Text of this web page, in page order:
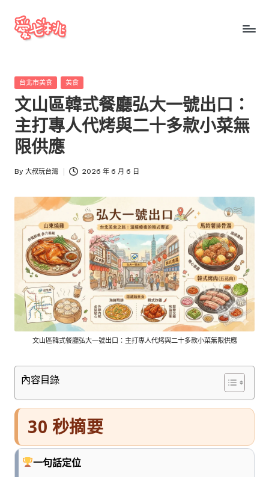
Skip
七
桃
玩
台
灣
桃
玩
台
灣
把
全
景
食、
交
通、
順
遊
理
成
清
楚
懂
的
Posted
台北市美食 美食
文山區韓式餐廳弘大一號出口：
主打專人代烤與二十多款小菜無
限供應
Posted
By 大叔玩台灣 2026 年 6 月 6 日
文山區韓式餐廳弘大一號出口：主打專人代烤與二十多款小菜無限供應
內容目錄
30 秒摘要
一句話定位